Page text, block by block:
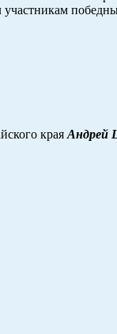
участникам
края Андрей